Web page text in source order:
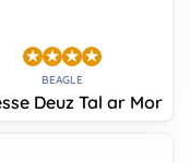
BEAGLE
Deuz Tal ar Mor